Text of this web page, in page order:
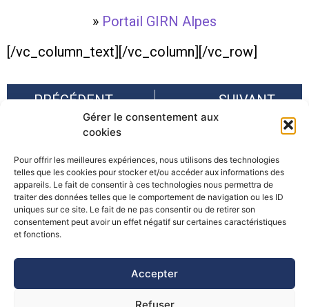
Gérer le consentement aux
cookies
Pour offrir les meilleures expériences, nous utilisons des technologies
telles que les cookies pour stocker et/ou accéder aux informations des
appareils. Le fait de consentir à ces technologies nous permettra de
traiter des données telles que le comportement de navigation ou les ID
uniques sur ce site. Le fait de ne pas consentir ou de retirer son
consentement peut avoir un effet négatif sur certaines caractéristiques
et fonctions.
Accepter
Refuser
» Portail GIRN Alpes
[/vc_column_text][/vc_column][/vc_row]
PRÉCÉDENT
Université Européenne d’Eté (UEE) 2014, N°2 en Vallée d’Aoste
SUIVANT
©Pôle Alpin d’études et de recherche pour la prévention des